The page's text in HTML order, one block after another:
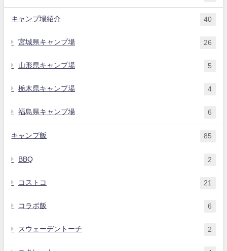
キャンプ場紹介 40
宮城県キャンプ場 26
山形県キャンプ場 5
栃木県キャンプ場 4
福島県キャンプ場 6
キャンプ飯 85
BBQ 2
コストコ 21
コラボ飯 6
スウェーデントーチ 2